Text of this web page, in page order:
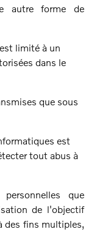
autre forme de
limité à un
dans le
que sous
est
tout abus à
que
de l'objectif
des fins multiples,